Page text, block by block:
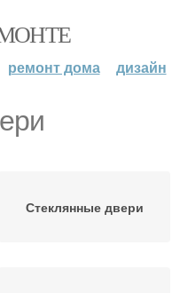
ремонт дома дизайн
Стеклянные двери